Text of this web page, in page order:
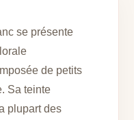
se présente
de petits
Sa teinte
plupart des